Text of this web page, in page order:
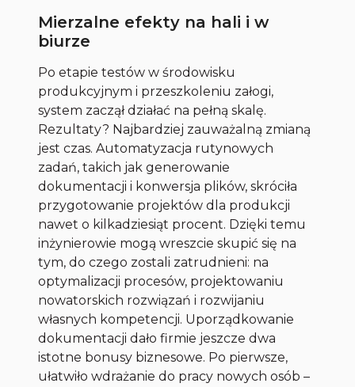
Mierzalne efekty na hali i w
biurze
Po etapie testów w środowisku
produkcyjnym i przeszkoleniu załogi,
system zaczął działać na pełną skalę.
Rezultaty? Najbardziej zauważalną zmianą
jest czas. Automatyzacja rutynowych
zadań, takich jak generowanie
dokumentacji i konwersja plików, skróciła
przygotowanie projektów dla produkcji
nawet o kilkadziesiąt procent. Dzięki temu
inżynierowie mogą wreszcie skupić się na
tym, do czego zostali zatrudnieni: na
optymalizacji procesów, projektowaniu
nowatorskich rozwiązań i rozwijaniu
własnych kompetencji. Uporządkowanie
dokumentacji dało firmie jeszcze dwa
istotne bonusy biznesowe. Po pierwsze,
ułatwiło wdrażanie do pracy nowych osób –